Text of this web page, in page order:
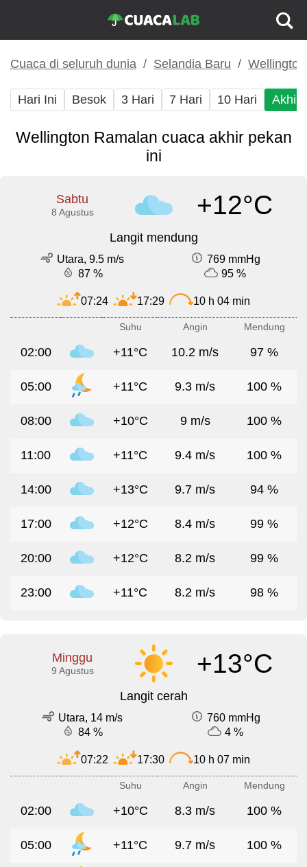
Cuaca di seluruh dunia Selandia Baru Wellington
Hari Ini Besok 3 Hari 7 Hari 10 Hari Akhir
Wellington Ramalan cuaca akhir pekan
ini
Sabtu
8 Agustus +12°C
Langit mendung
Utara, 9.5 m/s
769 mmHg
87 %
95 %
07:24 17:29 10 h 04 min
Suhu Angin Mendung
02:00 +11°C 10.2 m/s 97 %
05:00 +11°C 9.3 m/s 100 %
08:00 +10°C 9 m/s 100 %
11:00 +11°C 9.4 m/s 100 %
14:00 +13°C 9.7 m/s 94 %
17:00 +12°C 8.4 m/s 99 %
20:00 +12°C 8.2 m/s 99 %
23:00 +11°C 8.2 m/s 98 %
Minggu
9 Agustus +13°C
Langit cerah
Utara, 14 m/s
760 mmHg
84 %
4 %
07:22 17:30 10 h 07 min
Suhu Angin Mendung
02:00 +10°C 8.3 m/s 100 %
05:00 +11°C 9.7 m/s 100 %